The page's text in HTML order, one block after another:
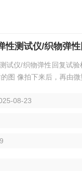
性测试仪/织物弹
试仪/织物弹性回复试
图 像拍下来后，再由微
08-23